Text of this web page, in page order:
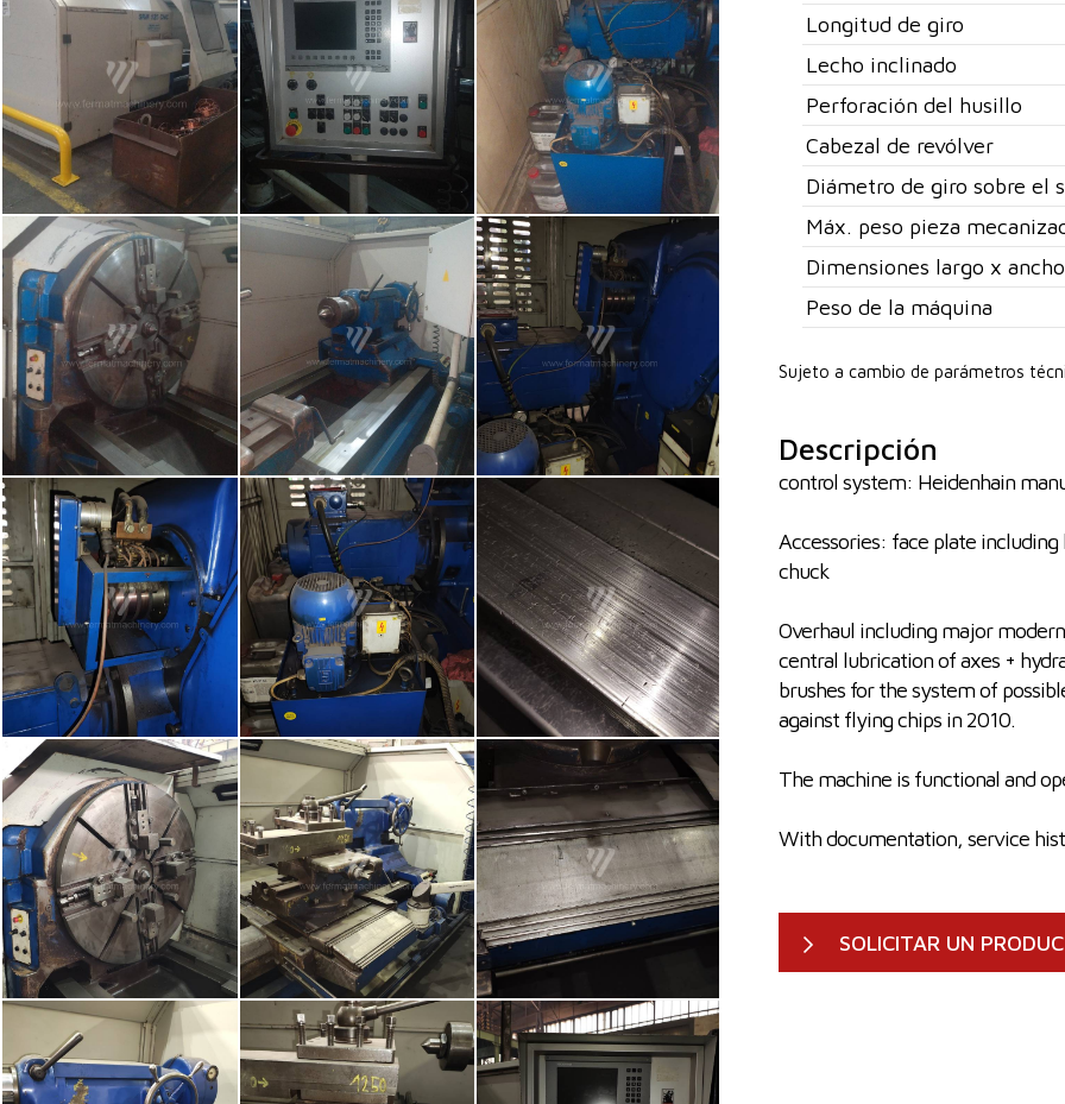
Longitud de giro
Lecho inclinado
Perforación del husillo
Cabezal de revólver
Diámetro de giro sobre el
Máx. peso pieza
Dimensiones largo x
Peso de la máquina
Sujeto a cambio de parámetros
Descripción
control system: Heidenhain
Accessories: face plate
chuck
Overhaul including major
central lubrication of axes +
brushes for the system of
against flying chips in 2010.
The machine is functional and
With documentation, service
SOLICITAR UN